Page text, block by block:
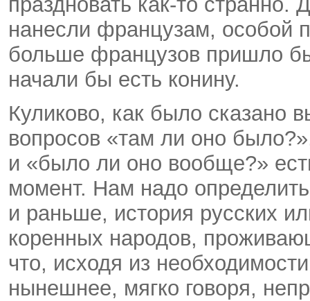
нанесли французам, особой
больше французов пришло
начали бы есть конину.
Куликово, как было сказано
вопросов «там ли оно
и «было ли оно вообще?»
момент. Нам надо
и раньше, история русских
коренных народов,
что, исходя из
нынешнее, мягко говоря,